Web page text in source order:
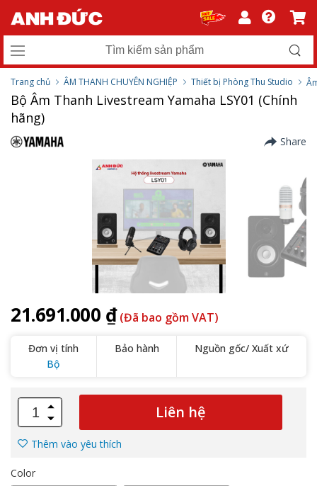
Trang chủ ÂM THANH CHUYÊN NGHIỆP Thiết bị Phòng Thu Studio
Bộ Âm Thanh Livestream Yamaha LSY01 (Chính
hãng)
Share
21.691.000 ₫ (Đã bao gồm VAT)
Đơn vị tính
Bộ
Bảo hành Nguồn gốc/ Xuất xứ
Liên hệ
Thêm vào yêu thích
Color